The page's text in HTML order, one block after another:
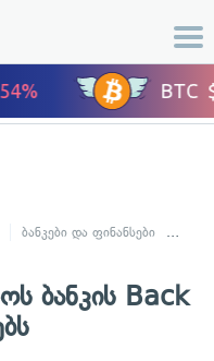
ბანკები და ფინანსები
ბანკის Back